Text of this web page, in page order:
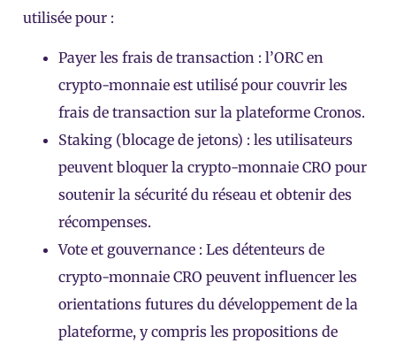
utilisée pour :
Payer les frais de transaction : l’ORC en
crypto-monnaie est utilisé pour couvrir les
frais de transaction sur la plateforme Cronos.
Staking (blocage de jetons) : les utilisateurs
peuvent bloquer la crypto-monnaie CRO pour
soutenir la sécurité du réseau et obtenir des
récompenses.
Vote et gouvernance : Les détenteurs de
crypto-monnaie CRO peuvent influencer les
orientations futures du développement de la
plateforme, y compris les propositions de